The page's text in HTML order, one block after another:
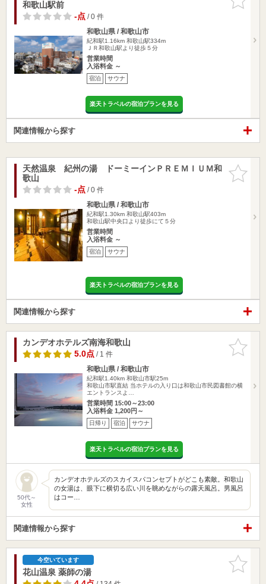
りに追加
和歌山駅前
-点/ 0 件
和歌山県 / 和歌山市
紀和駅1.16km 和歌山駅334m
ＪＲ和歌山駅より徒歩５分
営業時間
入浴料金 ～
宿泊 サウナ
楽天トラベルの宿泊プランを見る
関連情報から探す
お気に入
りに追加
天然温泉 紀州の湯 ドーミーインＰＲＥＭＩＵＭ和
歌山
-点/ 0 件
和歌山県 / 和歌山市
紀和駅1.30km 和歌山駅403m
和歌山駅中央口より徒歩にて５分
営業時間
入浴料金 ～
宿泊 サウナ
楽天トラベルの宿泊プランを見る
関連情報から探す
お気に入
りに追加
カンデオホテルズ南海和歌山
5.0点/ 1 件
和歌山県 / 和歌山市
紀和駅1.40km 和歌山市駅25m
和歌山市駅直結 当ホテルの入り口は和歌山市民図書館の横
エントランスよ…
営業時間 15:00～23:00
入浴料金 1,200円～
日帰り 宿泊 サウナ
楽天トラベルの宿泊プランを見る
50代～
女性
カンデオホテルズのスカイスパコンセプトがどこも素敵。和歌山
の女湯は、眼下に横切る広い川を眺めながらの露天風呂。男風呂
はコー…
関連情報から探す
お気に入
りに追加
今空いています
花山温泉 薬師の湯